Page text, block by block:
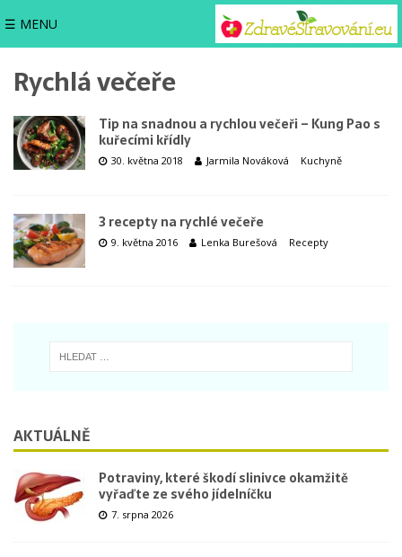
☰ MENU
Rychlá večeře
Tip na snadnou a rychlou večeři – Kung Pao s
kuřecími křídly
30. května 2018 Jarmila Nováková Kuchyně
3 recepty na rychlé večeře
9. května 2016 Lenka Burešová Recepty
AKTUÁLNĚ
Potraviny, které škodí slinivce okamžitě
vyřaďte ze svého jídelníčku
7. srpna 2026